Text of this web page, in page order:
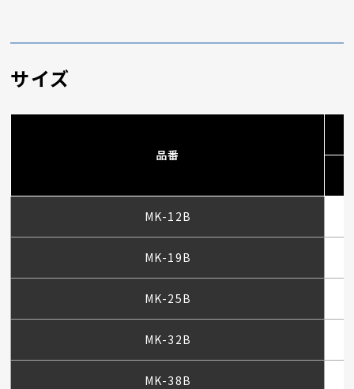
サイズ
品番
MK-12B
MK-19B
MK-25B
MK-32B
MK-38B